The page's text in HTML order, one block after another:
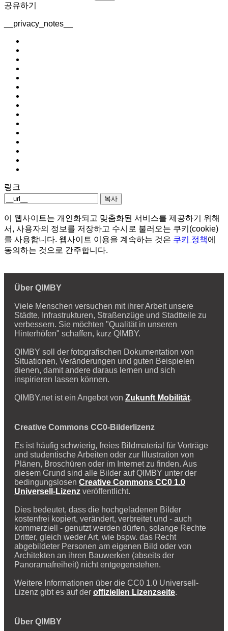
공유하기
__privacy_notes__
링크
복사
이 웹사이트는 개인화되고 맞춤화된 서비스를 제공하기 위해
서, 사용자의 정보를 저장하고 수시로 불러오는 쿠키(cookie)
를 사용합니다. 웹사이트 이용을 계속하는 것은 쿠키 정책에
동의하는 것으로 간주합니다.
Über QIMBY
Viele Menschen versuchen mit ihrer Arbeit unsere
Städte, Infrastrukturen, Straßenzüge und Stadtteile zu
verbessern. Sie möchten "Qualität in unseren
Hinterhöfen" schaffen, kurz QIMBY.
QIMBY soll der fotografischen Dokumentation von
Situationen, Veränderungen und guten Beispielen
dienen, damit andere daraus lernen und sich
inspirieren lassen können.
QIMBY.net ist ein Angebot von Zukunft Mobilität.
Creative Commons CC0-Bilderlizenz
Es ist häufig schwierig, freies Bildmaterial für Vorträge
und studentische Arbeiten oder zur Illustration von
Plänen, Broschüren oder im Internet zu finden. Aus
diesem Grund sind alle Bilder auf QIMBY unter der
bedingungslosen Creative Commons CC0 1.0
Universell-Lizenz veröffentlicht.
Dies bedeutet, dass die hochgeladenen Bilder
kostenfrei kopiert, verändert, verbreitet und - auch
kommerziell - genutzt werden dürfen, solange Rechte
Dritter, gleich weder Art, wie bspw. das Recht
abgebildeter Personen am eigenen Bild oder von
Architekten an ihren Bauwerken (abseits der
Panoramafreiheit) nicht entgegenstehen.
Weitere Informationen über die CC0 1.0 Universell-
Lizenz gibt es auf der offiziellen Lizenzseite.
Über QIMBY